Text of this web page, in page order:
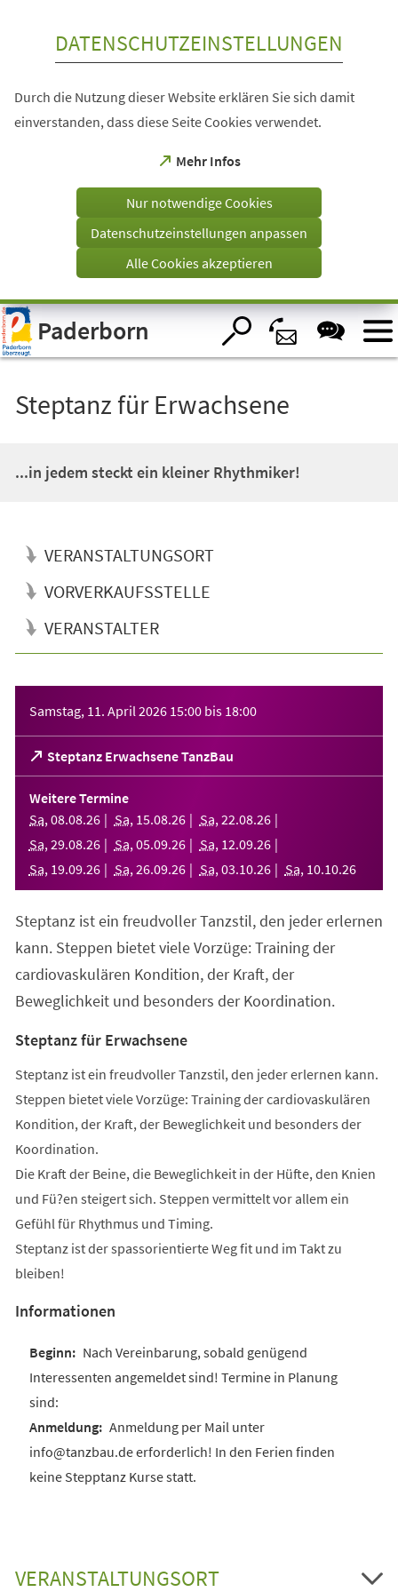
Visuelle
Assistenzsoftware
öffnen.
DATENSCHUTZEINSTELLUNGEN
Durch die Nutzung dieser Website erklären Sie sich damit
einverstanden, dass diese Seite Cookies verwendet.
Mehr Infos
(Öffnet
einem
Tab)
Nur notwendige Cookies
Datenschutzeinstellungen anpassen
Alle Cookies akzeptieren
Paderborn
Steptanz für Erwachsene
...in jedem steckt ein kleiner Rhythmiker!
VERANSTALTUNGSORT
VORVERKAUFSSTELLE
VERANSTALTER
Samstag, 11. April 2026 15:00 bis 18:00
Steptanz Erwachsene TanzBau
(Öffnet
in
einem
neuen
Tab)
Weitere Termine
Sa, 08.08.26 Sa, 15.08.26 Sa, 22.08.26
Sa, 29.08.26 Sa, 05.09.26 Sa, 12.09.26
Sa, 19.09.26 Sa, 26.09.26 Sa, 03.10.26 Sa, 10.10.26
Steptanz ist ein freudvoller Tanzstil, den jeder erlernen
kann. Steppen bietet viele Vorzüge: Training der
cardiovaskulären Kondition, der Kraft, der
Beweglichkeit und besonders der Koordination.
Steptanz für Erwachsene
Steptanz ist ein freudvoller Tanzstil, den jeder erlernen kann.
Steppen bietet viele Vorzüge: Training der cardiovaskulären
Kondition, der Kraft, der Beweglichkeit und besonders der
Koordination.
Die Kraft der Beine, die Beweglichkeit in der Hüfte, den Knien
und Fü?en steigert sich. Steppen vermittelt vor allem ein
Gefühl für Rhythmus und Timing.
Steptanz ist der spassorientierte Weg fit und im Takt zu
bleiben!
Informationen
Nach Vereinbarung, sobald genügend
Interessenten angemeldet sind! Termine in Planung
sind:
Anmeldung per Mail unter
info@tanzbau.de erforderlich! In den Ferien finden
keine Stepptanz Kurse statt.
VERANSTALTUNGSORT